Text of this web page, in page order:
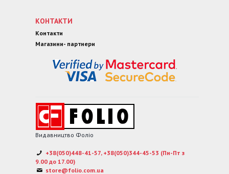
КОНТАКТИ
Контакти
Магазини- партнери
Видавництво Фоліо
+38(050)448-41-57, +38(050)344-45-53 (Пн-Пт з
9.00 до 17.00)
store@folio.com.ua